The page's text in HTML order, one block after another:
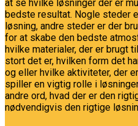
at se hvilke løsninger der er
bedste resultat. Nogle steder
løsning, andre steder er der
for at skabe den bedste
hvilke materialer, der er brugt
stort det er, hvilken form det
og eller hvilke aktiviteter, der
spiller en vigtig rolle i
andre ord, hvad der er den
nødvendigvis den rigtige